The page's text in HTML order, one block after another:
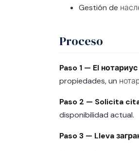
Gestión de
Proceso
Paso 1 — El
propiedades, un
Paso 2 — Solicita
disponibilidad actual.
Paso 3 — Lleva